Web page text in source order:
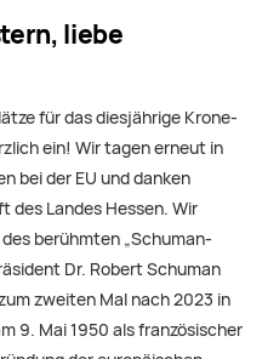
liebe
für das diesjährige Krone-
ein! Wir tagen erneut in
bei der EU und danken
des Landes Hessen. Wir
berühmten „Schuman-
Dr. Robert Schuman
zweiten Mal nach 2023 in
9. Mai 1950 als französischer